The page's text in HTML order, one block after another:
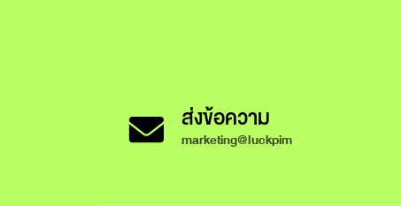
ส่งข้อความ
marketing@luckpim